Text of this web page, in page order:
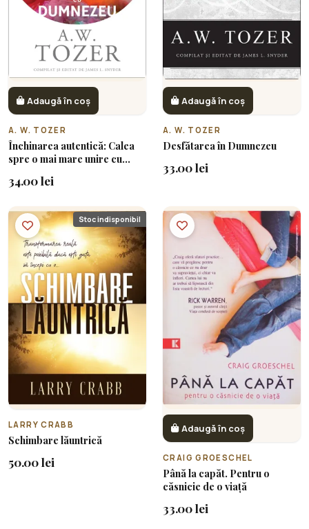
Adaugă în coș
A. W. TOZER
Închinarea autentică: Calea
spre o mai mare unire cu
34.00 lei
Adaugă în coș
A. W. TOZER
Desfătarea în Dumnezeu
33.00 lei
Stoc indisponibil
LARRY CRABB
Schimbare lăuntrică
50.00 lei
Adaugă în coș
CRAIG GROESCHEL
Până la capăt. Pentru o
căsnicie de o viață
33.00 lei